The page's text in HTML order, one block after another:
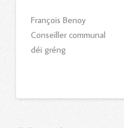
François Benoy
Conseiller communal
déi gréng